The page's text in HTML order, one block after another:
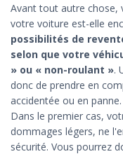
Avant tout autre chose,
votre voiture est-elle
possibilités de
selon que votre
» ou « non-roulant ».
donc de prendre en
accidentée ou en panne.
Dans le premier cas,
dommages légers, ne
sécurité. Vous pourrez